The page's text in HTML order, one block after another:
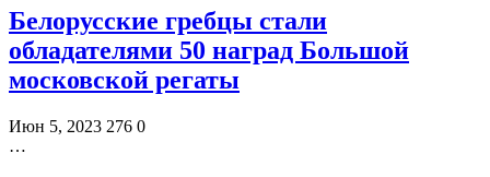
Белорусские гребцы стали
обладателями 50 наград Большой
московской регаты
Июн 5, 2023 276 0
…